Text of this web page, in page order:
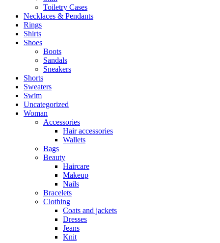
Toiletry Cases
Necklaces & Pendants
Rings
Shirts
Shoes
Boots
Sandals
Sneakers
Shorts
Sweaters
Swim
Uncategorized
Woman
Accessories
Hair accessories
Wallets
Bags
Beauty
Haircare
Makeup
Nails
Bracelets
Clothing
Coats and jackets
Dresses
Jeans
Knit